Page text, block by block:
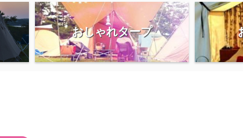
タッチで設営簡単！ 品
スでおしゃれキ
ャンプ！
ウトドアおしゃれキャリー
カート
理に必須！料理器具の
すめ
おしゃれタープ